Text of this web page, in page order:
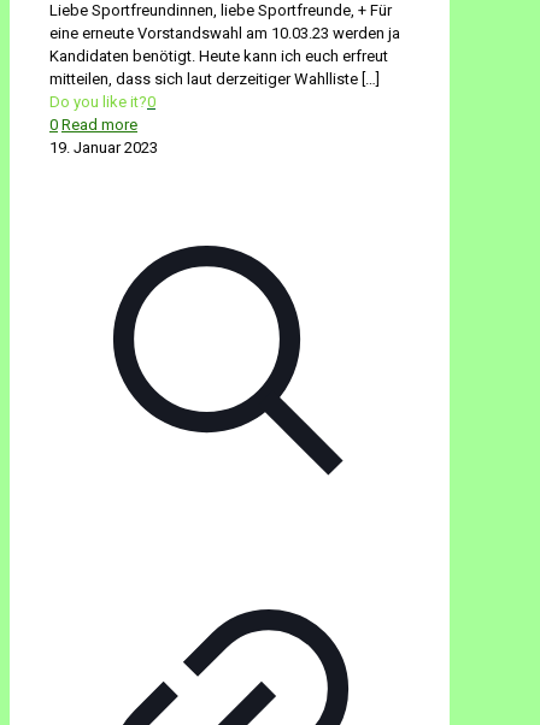
Liebe Sportfreundinnen, liebe Sportfreunde, + Für
eine erneute Vorstandswahl am 10.03.23 werden ja
Kandidaten benötigt. Heute kann ich euch erfreut
mitteilen, dass sich laut derzeitiger Wahlliste […]
Do you like it?0
0 Read more
19. Januar 2023